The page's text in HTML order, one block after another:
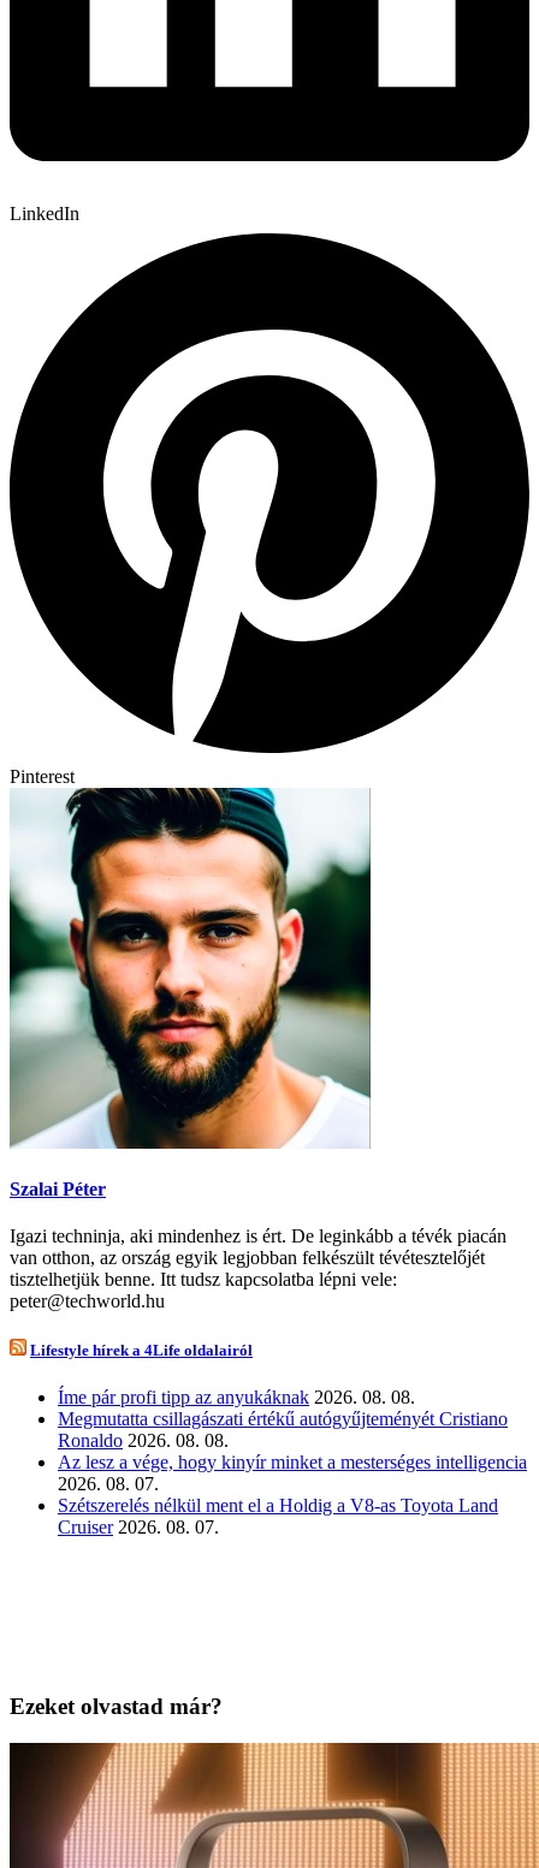
LinkedIn
Pinterest
Szalai Péter
Igazi techninja, aki mindenhez is ért. De leginkább a tévék piacán
van otthon, az ország egyik legjobban felkészült tévétesztelőjét
tisztelhetjük benne. Itt tudsz kapcsolatba lépni vele:
peter@techworld.hu
Lifestyle hírek a 4Life oldalairól
Íme pár profi tipp az anyukáknak 2026. 08. 08.
Megmutatta csillagászati értékű autógyűjteményét Cristiano
Ronaldo 2026. 08. 08.
Az lesz a vége, hogy kinyír minket a mesterséges intelligencia
2026. 08. 07.
Szétszerelés nélkül ment el a Holdig a V8-as Toyota Land
Cruiser 2026. 08. 07.
Ezeket olvastad már?